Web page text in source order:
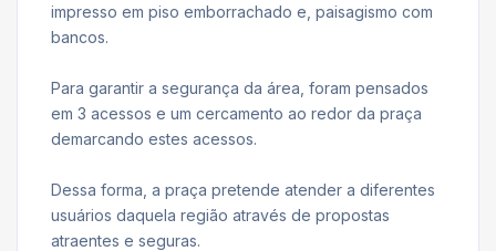
impresso em piso emborrachado e, paisagismo com
bancos.
Para garantir a segurança da área, foram pensados
em 3 acessos e um cercamento ao redor da praça
demarcando estes acessos.
Dessa forma, a praça pretende atender a diferentes
usuários daquela região através de propostas
atraentes e seguras.